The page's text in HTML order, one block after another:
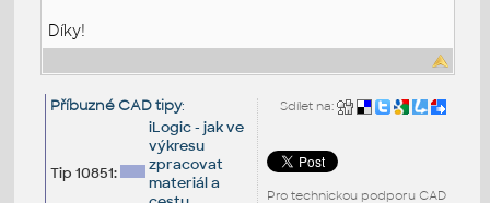
Díky!
Sdílet na:
Pro technickou podporu CAD
Příbuzné CAD tipy:
Tip 10851:
iLogic - jak ve
výkresu
zpracovat
materiál a